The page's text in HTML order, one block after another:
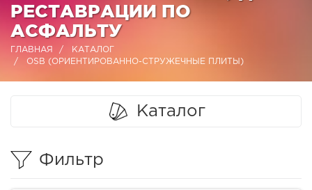
РЕСТАВРАЦИИ ПО
АСФАЛЬТУ
ГЛАВНАЯ
КАТАЛОГ
OSB (ОРИЕНТИРОВАННО-СТРУЖЕЧНЫЕ ПЛИТЫ)
Каталог
Фильтр